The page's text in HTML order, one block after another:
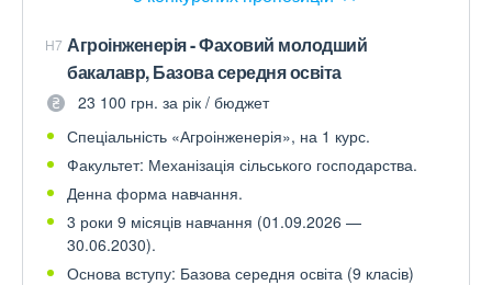
H7 Агроінженерія - Фаховий молодший
бакалавр, Базова середня освіта
23 100 грн. за рік / бюджет
Спеціальність «Агроінженерія», на 1 курс.
Факультет: Механізація сільського господарства.
Денна форма навчання.
3 роки 9 місяців навчання (01.09.2026 —
30.06.2030).
Основа вступу: Базова середня освіта (9 класів)